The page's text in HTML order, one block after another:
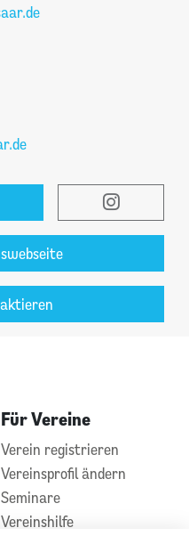
Für Vereine
Verein registrieren
Vereinsprofil ändern
Seminare
Vereinshilfe